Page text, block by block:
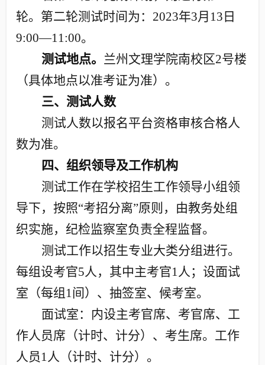
轮。第二轮测试时间为： 2023年3月 13 日
9:00—11:00。
测试地点。 兰州文理学院南校区2号楼
（具体地点以准考证为准）。
三、测试人数
测试人数以报名平台资格审核合格人
数为准。
四、组织领导及工作机构
测试工作在学校招生工作领导小组领
导下，按照“考招分离”原则，由教务处组
织实施，纪检监察室负责全程监督。
测试工作以招生专业大类分组进行。
每组设考官5人，其中主考官1人；设面试
室（每组 1间）、抽签室、候考室。
面试室：内设主考官席、考官席、工
作人员席（计时、计分）、考生席。工作
人员 1人（计时、计分）。